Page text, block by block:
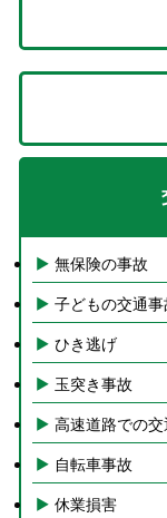
無保険の事故
子どもの交通事
ひき逃げ
玉突き事故
高速道路での
自転車事故
休業損害